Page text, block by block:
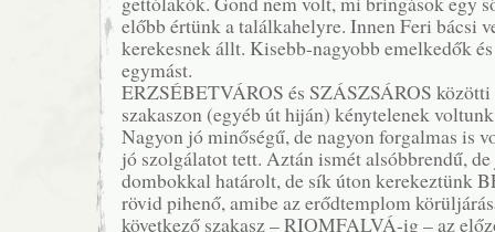
előbb értünk a találkahelyre. Innen Feri bácsi
kerekesnek állt. Kisebb-nagyobb emelkedők
egymást.
ERZSÉBETVÁROS és SZÁSZSÁROS
szakaszon (egyéb út hiján) kénytelenek
Nagyon jó minőségű, de nagyon forgalmas is
jó szolgálatot tett. Aztán ismét alsóbbrendű,
dombokkal határolt, de sík úton kerekeztünk
rövid pihenő, amibe az erődtemplom
következő szakasz – RIOMFALVÁ-ig – az